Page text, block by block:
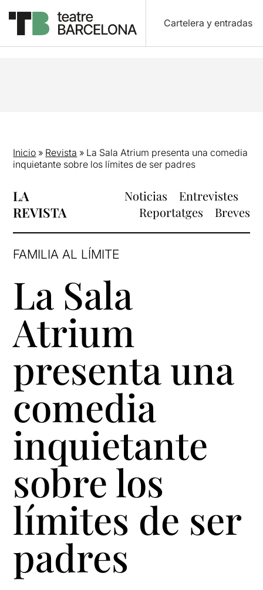
Cartelera y entradas
Inicio » Revista » La Sala Atrium presenta una comedia
inquietante sobre los límites de ser padres
LA
REVISTA
Noticias
Entrevistes
Reportatges
Breves
FAMILIA AL LÍMITE
La Sala
Atrium
presenta una
comedia
inquietante
sobre los
límites de ser
padres